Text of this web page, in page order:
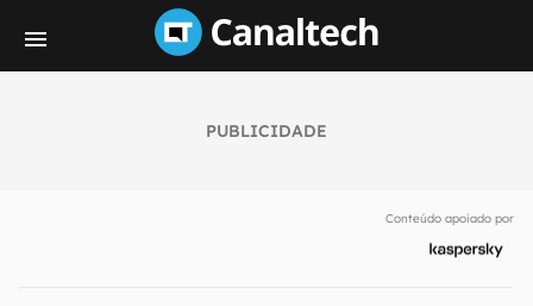
PUBLICIDADE
Conteúdo apoiado por
notícias e reviews sobre tecnologia em primeira